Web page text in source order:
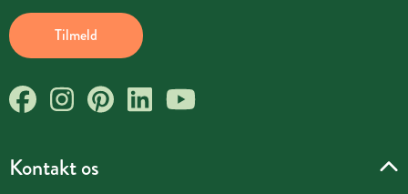
Kontakt os
Tilmeld